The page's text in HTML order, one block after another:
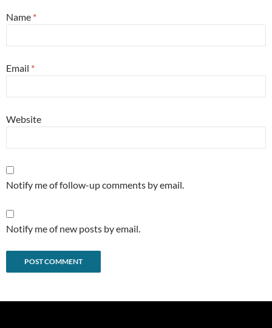
Name *
Email *
Website
Notify me of follow-up comments by email.
Notify me of new posts by email.